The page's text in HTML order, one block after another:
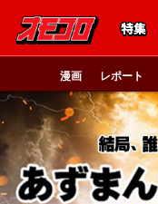
特集
漫画 レポート